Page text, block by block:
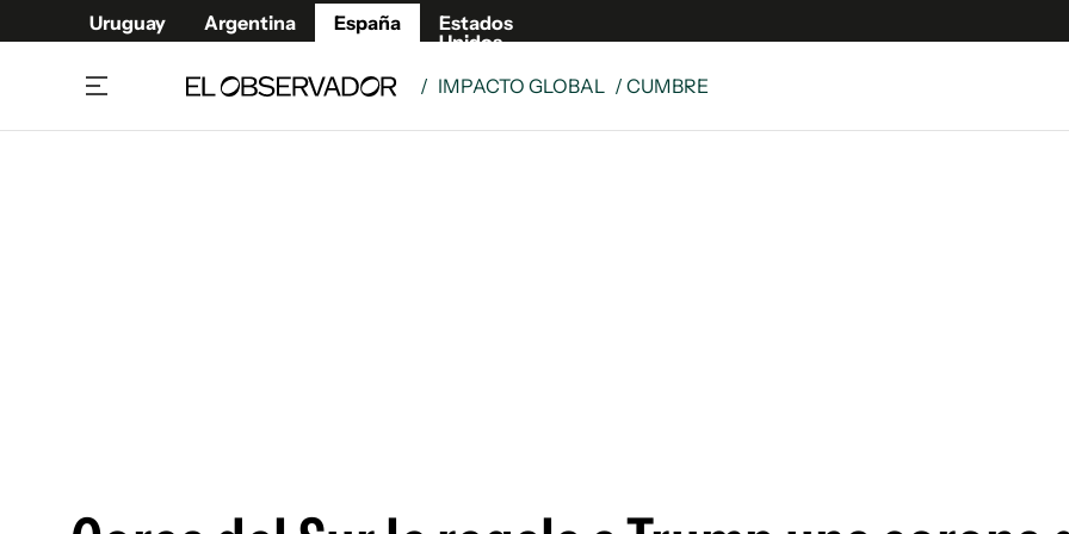
Uruguay Argentina España
Estados
Unidos
/ IMPACTO GLOBAL / CUMBRE